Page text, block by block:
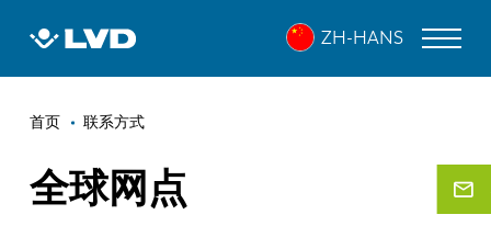
ZH-HANS
面
包
屑
首页 联系方式
全球网点
激光切割机
折弯机
折弯中心